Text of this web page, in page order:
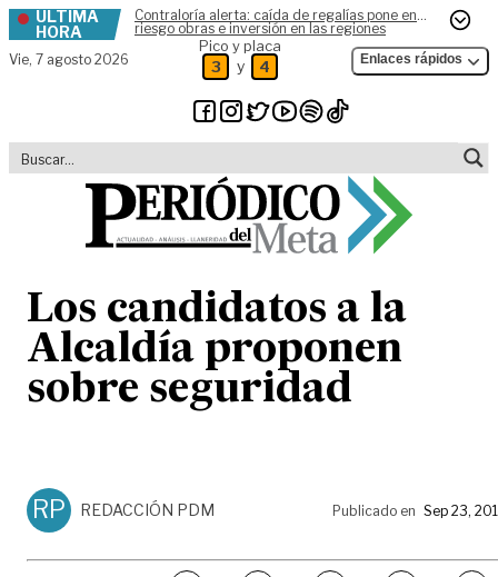
Skip to content
ÚLTIMA
HORA
Contraloría alerta: caída de regalías pone en
riesgo obras e inversión en las regiones
Vie, 7 agosto 2026
Pico y placa
3 y 4 Enlaces rápidos
Los candidatos a la
Alcaldía proponen
sobre seguridad
RP REDACCIÓN PDM Publicado en Sep 23,